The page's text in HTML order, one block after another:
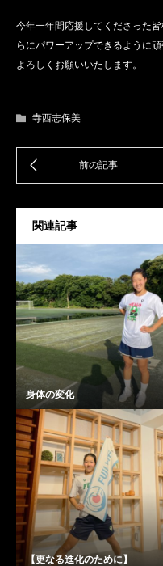
今年一年間応援してくださった
らにパワーアップできるように
よろしくお願いいたします。
寺西志保美
関連記事
身体の変化
【更なる進化のために】